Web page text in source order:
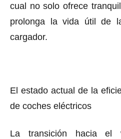
cual no solo ofrece
prolonga la vida útil de
cargador.
El estado actual de la
de coches eléctricos
La transición hacia el